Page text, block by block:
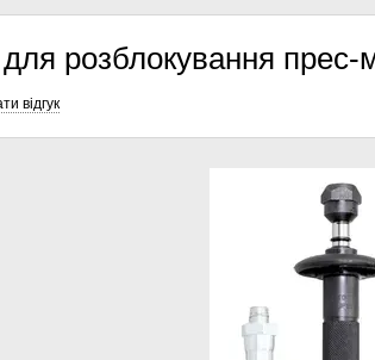
для розблокування прес-
відгук